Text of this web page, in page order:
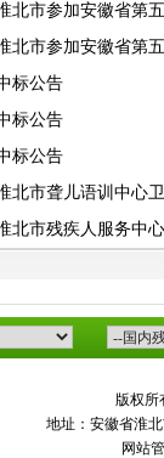
北市参加安徽省第
北市参加安徽省第
标公告
标公告
标公告
北市聋儿语训中心
北市残疾人服务中
版权所
地址：安徽省淮
网站